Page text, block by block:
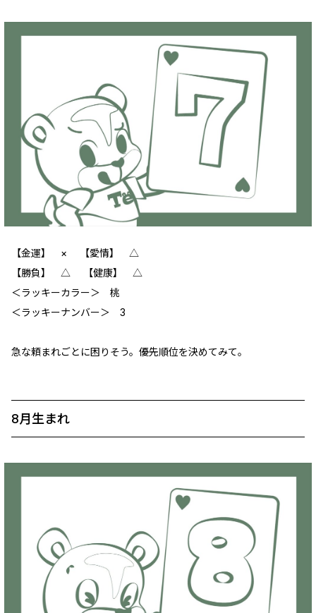
【金運】 × 【愛情】 △
【勝負】 △ 【健康】 △
＜ラッキーカラー＞ 桃
＜ラッキーナンバー＞ 3
急な頼まれごとに困りそう。優先順位を決めてみて。
8月生まれ